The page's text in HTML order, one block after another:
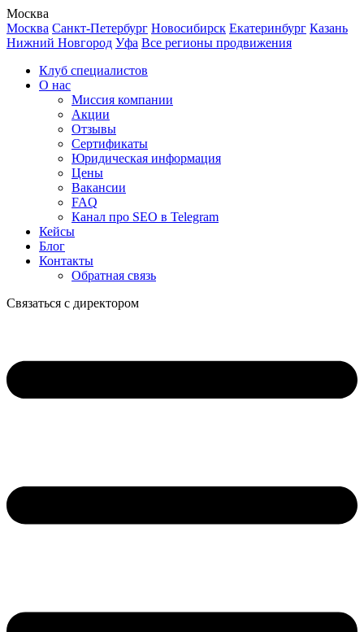
Москва
Москва Санкт-Петербург Новосибирск Екатеринбург Казань
Нижний Новгород Уфа Все регионы продвижения
Клуб специалистов
О нас
Миссия компании
Акции
Отзывы
Сертификаты
Юридическая информация
Цены
Вакансии
FAQ
Канал про SEO в Telegram
Кейсы
Блог
Контакты
Обратная связь
Связаться с директором